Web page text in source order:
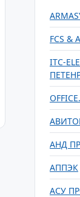
FCS &
ITC-
АНД
АППЭК
АСУ